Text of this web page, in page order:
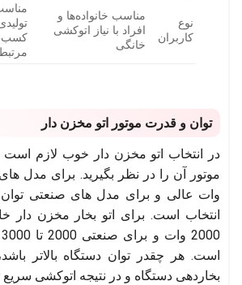
نوع
کاربران
مناسب خانواده‌ها و
افراد با نیاز اتوکشی
خانگی
توان و قدرت موتور اتو مخزن دار
در انتخاب اتو مخزن دار خوب لازم
است. هر چقدر توان دستگاه بالاتر
بخاردهی دستگاه و در نتیجه اتوکشی